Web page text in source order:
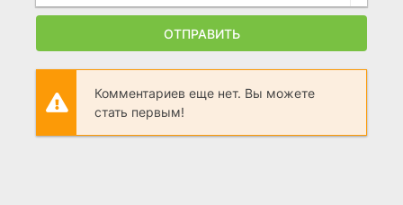
ОТПРАВИТЬ
Комментариев еще нет. Вы можете
стать первым!